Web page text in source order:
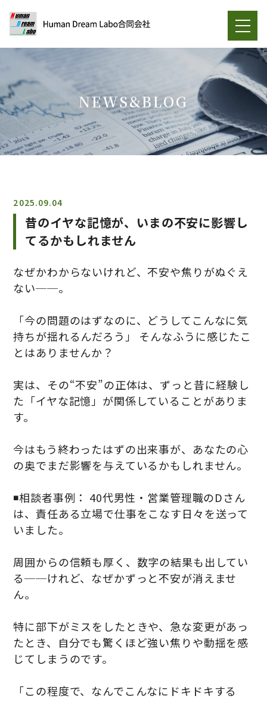
NEWS&BLOG
昔のイヤな記憶が、いまの不安に影響し
てるかもしれません
2025.09.04
なぜかわからないけれど、不安や焦りがぬぐえ
ない──。
「今の問題のはずなのに、どうしてこんなに気
持ちが揺れるんだろう」 そんなふうに感じたこ
とはありませんか？
実は、その“不安”の正体は、ずっと昔に経験し
た「イヤな記憶」が関係していることがありま
す。
今はもう終わったはずの出来事が、あなたの心
の奥でまだ影響を与えているかもしれません。
◾️相談者事例： 40代男性・営業管理職のDさん
は、責任ある立場で仕事をこなす日々を送って
いました。
周囲からの信頼も厚く、数字の結果も出してい
る──けれど、なぜかずっと不安が消えませ
ん。
特に部下がミスをしたときや、急な変更があっ
たとき、自分でも驚くほど強い焦りや動揺を感
じてしまうのです。
「この程度で、なんでこんなにドキドキする